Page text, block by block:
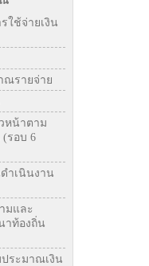
ใช้จ่ายเงิน
ณรายจ่าย
หน้าตาม
รอบ 6
ำเนินงาน
มและ
าท้องถิ่น
ประมาณเงิน